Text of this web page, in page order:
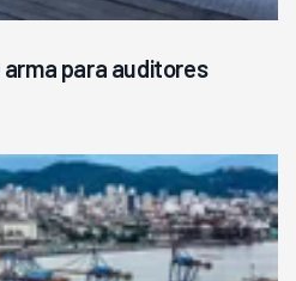
para auditores